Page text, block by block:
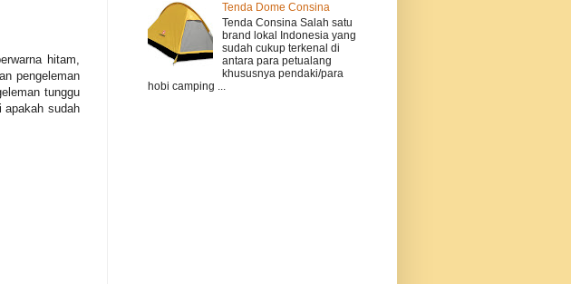
hitam,
pengeleman
tunggu
apakah sudah
Tenda Dome Consina
Tenda Consina Salah satu
brand lokal Indonesia yang
sudah cukup terkenal di
antara para petualang
khususnya pendaki/para
hobi camping ...